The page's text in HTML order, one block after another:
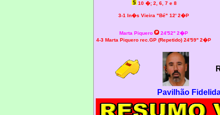
10 �; 2, 6, 7 e 8
3-1 In�s Vieira "Bé" 12' 2�P
Marta Piquero
24'52'' 2�P
4-3 Marta Piquero rec.GP (Repetido) 24'59'' 2�P
Pavilhão